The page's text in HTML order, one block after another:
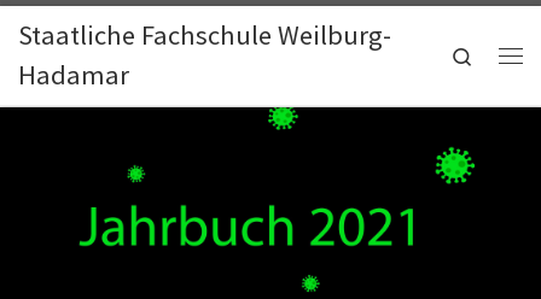
Zum Inhalt springen
Staatliche Fachschule Weilburg-
Hadamar
Search